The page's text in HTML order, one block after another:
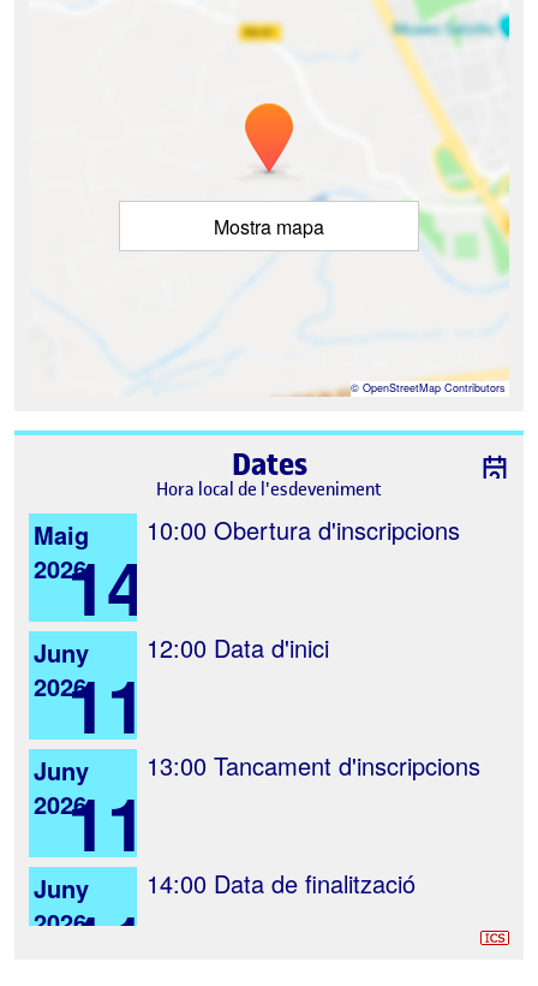
Mostra mapa
© OpenStreetMap Contributors
Dates
Hora local de l'esdeveniment
Maig
202614
10:00 Obertura d'inscripcions
Juny
202611
12:00 Data d'inici
Juny
202611
13:00 Tancament d'inscripcions
Juny
202611
14:00 Data de finalització